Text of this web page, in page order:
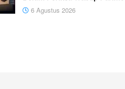
6 Agustus 2026